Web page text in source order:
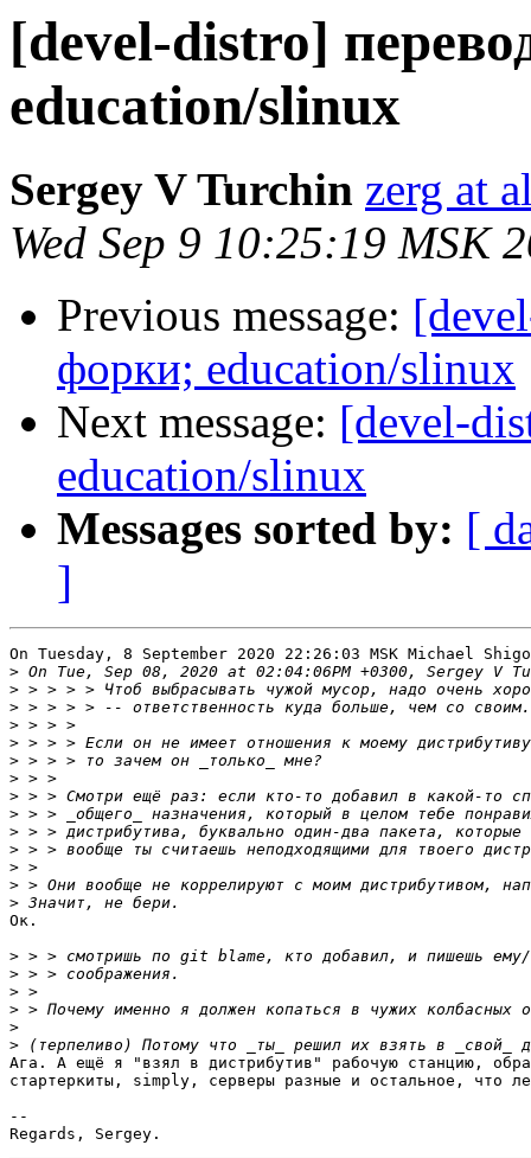
[devel-distro]
education/slinux
Sergey V Turchin zerg at
Wed Sep 9 10:25:19 MSK
Previous message:
форки; education/slinux
Next message: [devel-
education/slinux
Messages sorted by: [
]
On Tuesday, 8 September 2020 22:26:03 MSK Michael
>
>
>
>
>
>
>
>
>
>
>
>
>
>
Ок.
>
>
>
>
>
>
Ага. А ещё я "взял в дистрибутив" рабочую станцию,
стартеркиты, simply, серверы разные и остальное,
--